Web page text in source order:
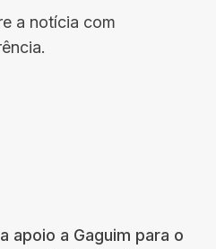
a notícia com
apoio a Gaguim para o